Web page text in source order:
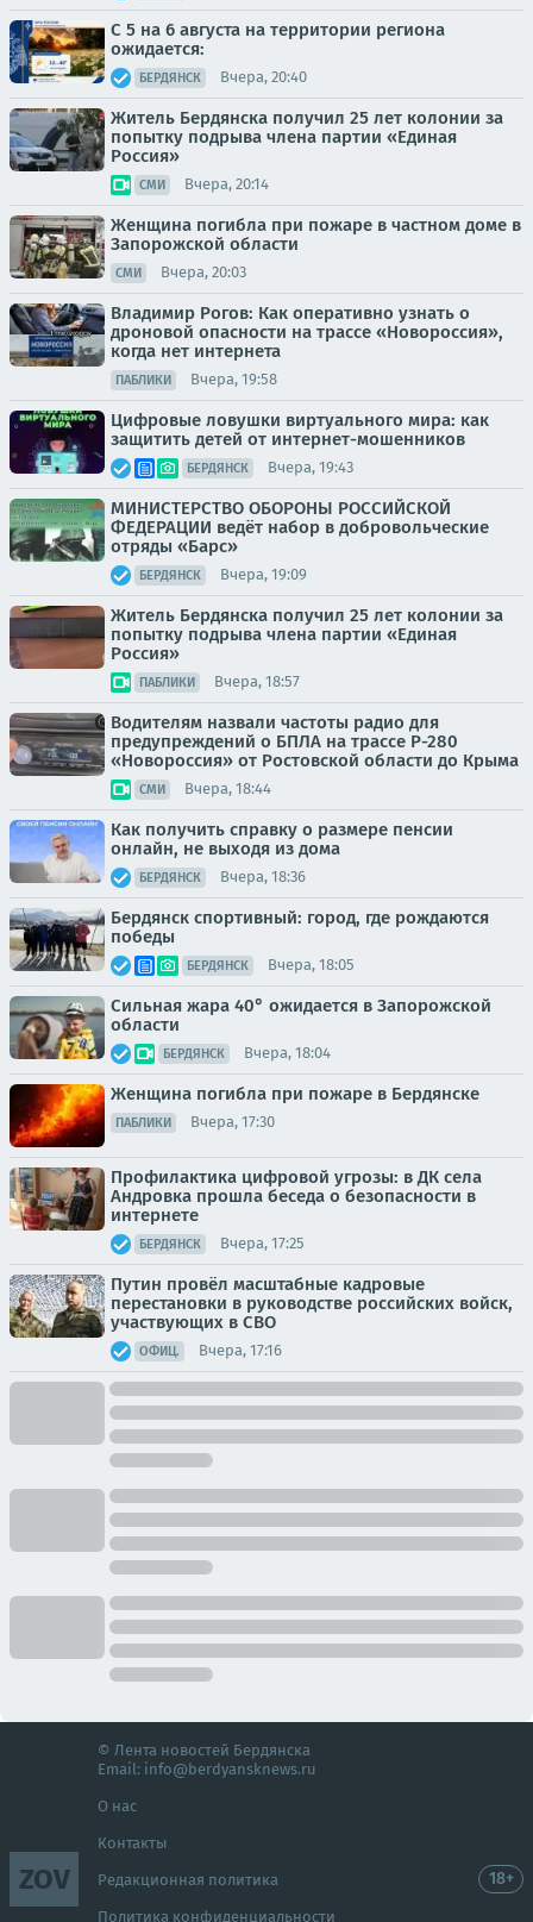
С 5 на 6 августа на территории региона
ожидается:
БЕРДЯНСК Вчера, 20:40
Житель Бердянска получил 25 лет колонии за
попытку подрыва члена партии «Единая
Россия»
СМИ Вчера, 20:14
Женщина погибла при пожаре в частном доме в
Запорожской области
СМИ Вчера, 20:03
Владимир Рогов: Как оперативно узнать о
дроновой опасности на трассе «Новороссия»,
когда нет интернета
ПАБЛИКИ Вчера, 19:58
Цифровые ловушки виртуального мира: как
защитить детей от интернет-мошенников
БЕРДЯНСК Вчера, 19:43
МИНИСТЕРСТВО ОБОРОНЫ РОССИЙСКОЙ
ФЕДЕРАЦИИ ведёт набор в добровольческие
отряды «Барс»
БЕРДЯНСК Вчера, 19:09
Житель Бердянска получил 25 лет колонии за
попытку подрыва члена партии «Единая
Россия»
ПАБЛИКИ Вчера, 18:57
Водителям назвали частоты радио для
предупреждений о БПЛА на трассе Р-280
«Новороссия» от Ростовской области до Крыма
СМИ Вчера, 18:44
Как получить справку о размере пенсии
онлайн, не выходя из дома
БЕРДЯНСК Вчера, 18:36
Бердянск спортивный: город, где рождаются
победы
БЕРДЯНСК Вчера, 18:05
Сильная жара 40° ожидается в Запорожской
области
БЕРДЯНСК Вчера, 18:04
Женщина погибла при пожаре в Бердянске
ПАБЛИКИ Вчера, 17:30
Профилактика цифровой угрозы: в ДК села
Андровка прошла беседа о безопасности в
интернете
БЕРДЯНСК Вчера, 17:25
Путин провёл масштабные кадровые
перестановки в руководстве российских войск,
участвующих в СВО
ОФИЦ. Вчера, 17:16
ZOV
© Лента новостей Бердянска
Email: info@berdyansknews.ru
О нас
Контакты
Редакционная политика
Политика конфиденциальности
18+